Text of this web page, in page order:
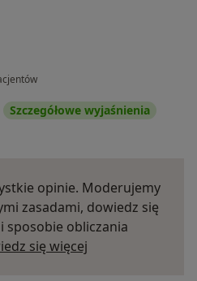
Szczegółowe wyjaśnienia
opinie. Moderujemy
zasadami, dowiedz się
sposobie obliczania
się więcej